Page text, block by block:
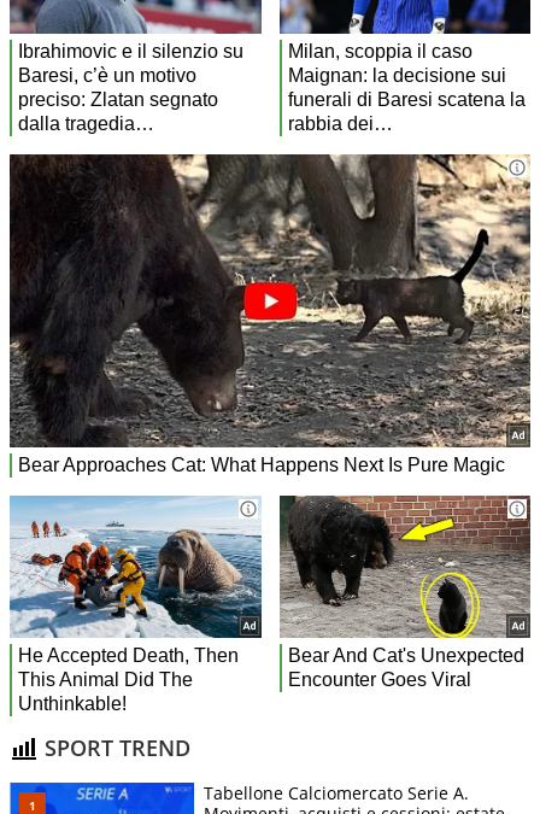
SPORT TREND
Tabellone Calciomercato Serie A.